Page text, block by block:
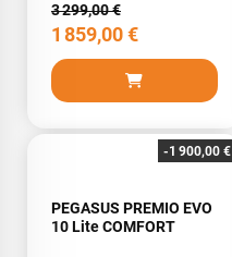
3 299,00 €
1 859,00 €
-1 900,00 €
PEGASUS PREMIO EVO
10 Lite COMFORT